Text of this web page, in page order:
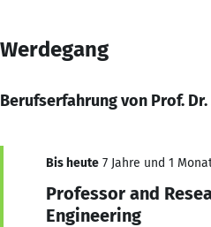
Werdegang
Berufserfahrung von Prof.
Bis heute 7 Jahre und 1
Professor and
Engineering